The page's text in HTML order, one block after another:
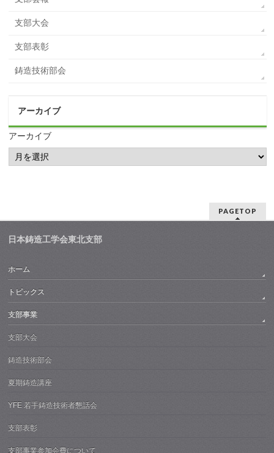
支部大会
支部表彰
鋳造技術部会
アーカイブ
アーカイブ
PAGETOP
日本鋳造工学会東北支部
ホーム
トピックス
支部事業
支部大会
鋳造技術部会
夏期鋳造講座
YFE 若手鋳造技術者懇話会
支部表彰
支部事業参加会費について